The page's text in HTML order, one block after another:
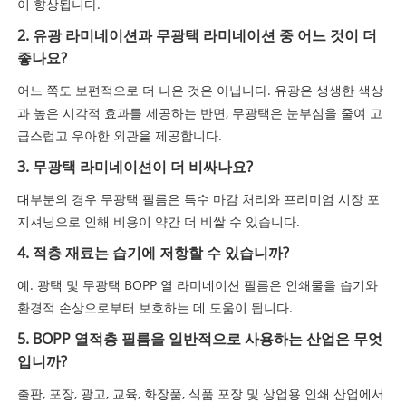
이 향상됩니다.
2. 유광 라미네이션과 무광택 라미네이션 중 어느 것이 더
좋나요?
어느 쪽도 보편적으로 더 나은 것은 아닙니다. 유광은 생생한 색상
과 높은 시각적 효과를 제공하는 반면, 무광택은 눈부심을 줄여 고
급스럽고 우아한 외관을 제공합니다.
3. 무광택 라미네이션이 더 비싸나요?
대부분의 경우 무광택 필름은 특수 마감 처리와 프리미엄 시장 포
지셔닝으로 인해 비용이 약간 더 비쌀 수 있습니다.
4. 적층 재료는 습기에 저항할 수 있습니까?
예. 광택 및 무광택 BOPP 열 라미네이션 필름은 인쇄물을 습기와
환경적 손상으로부터 보호하는 데 도움이 됩니다.
5. BOPP 열적층 필름을 일반적으로 사용하는 산업은 무엇
입니까?
출판, 포장, 광고, 교육, 화장품, 식품 포장 및 상업용 인쇄 산업에서